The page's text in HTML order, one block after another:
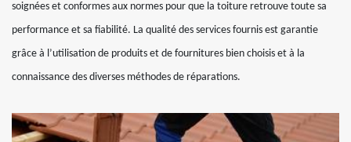
soignées et conformes aux normes pour que la toiture retrouve toute sa
performance et sa fiabilité. La qualité des services fournis est garantie
grâce à l’utilisation de produits et de fournitures bien choisis et à la
connaissance des diverses méthodes de réparations.